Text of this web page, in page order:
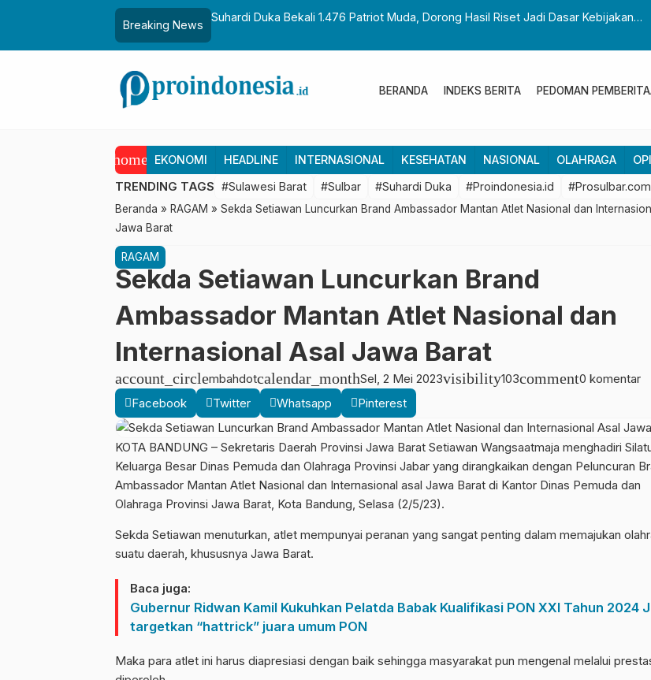
Breaking News
Suhardi Duka Bekali 1.476 Patriot Muda, Dorong Hasil Riset Jadi Dasar Kebijakan
BERANDA INDEKS BERITA PEDOMAN
home EKONOMI HEADLINE INTERNASIONAL KESEHATAN NASIONAL OLAHRAGA
TRENDING TAGS #Sulawesi Barat #Sulbar #Suhardi Duka #Proindonesia.id #Prosulbar.com
Beranda » RAGAM » Sekda Setiawan Luncurkan Brand Ambassador Mantan Atlet Nasional dan
Jawa Barat
RAGAM
Sekda Setiawan Luncurkan Brand
Ambassador Mantan Atlet Nasional dan
Internasional Asal Jawa Barat
account_circlembahdotcalendar_monthSel, 2 Mei 2023visibility103comment0 komentar
Facebook
Twitter Whatsapp Pinterest
KOTA BANDUNG – Sekretaris Daerah Provinsi Jawa Barat Setiawan Wangsaatmaja menghadiri
Keluarga Besar Dinas Pemuda dan Olahraga Provinsi Jabar yang dirangkaikan dengan Peluncuran
Ambassador Mantan Atlet Nasional dan Internasional asal Jawa Barat di Kantor Dinas Pemuda dan
Olahraga Provinsi Jawa Barat, Kota Bandung, Selasa (2/5/23).
Sekda Setiawan menuturkan, atlet mempunyai peranan yang sangat penting dalam memajukan
suatu daerah, khususnya Jawa Barat.
Baca juga:
Gubernur Ridwan Kamil Kukuhkan Pelatda Babak Kualifikasi PON XXI Tahun 2024
targetkan “hattrick” juara umum PON
Maka para atlet ini harus diapresiasi dengan baik sehingga masyarakat pun mengenal melalui